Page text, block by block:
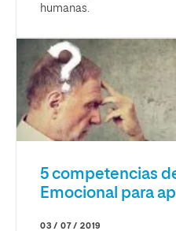
humanas.
5 competencias
Emocional para
03 / 07 / 2019